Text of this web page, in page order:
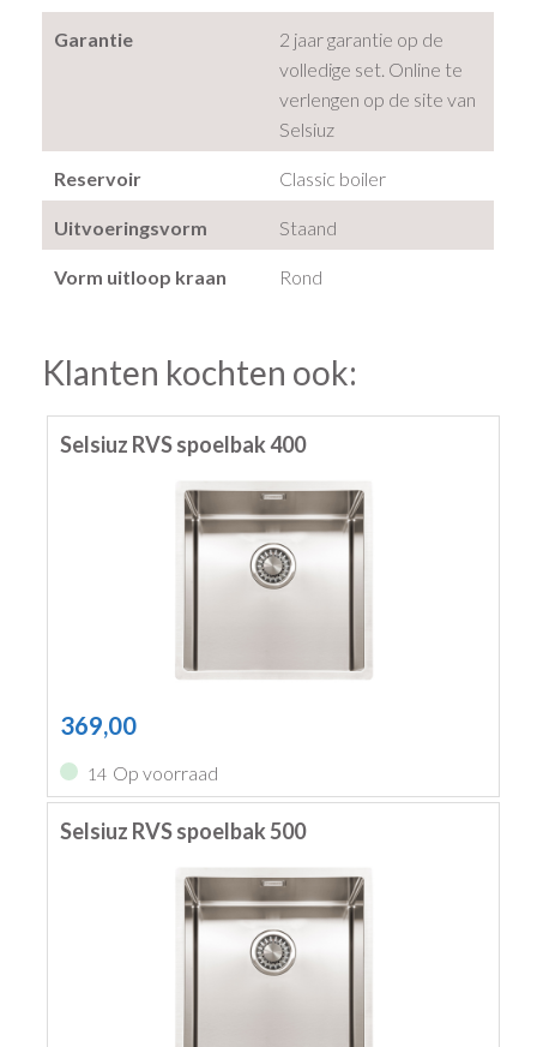
Garantie
2 jaar garantie op de
volledige set. Online te
verlengen op de site van
Selsiuz
Reservoir Classic boiler
Uitvoeringsvorm Staand
Vorm uitloop kraan Rond
Klanten kochten ook:
Selsiuz RVS spoelbak 400
369,00
14 Op voorraad
Selsiuz RVS spoelbak 500